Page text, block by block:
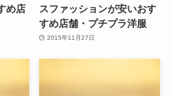
め店
スファッションが安いおす
すめ店舗・プチプラ洋服
2015年11月27日